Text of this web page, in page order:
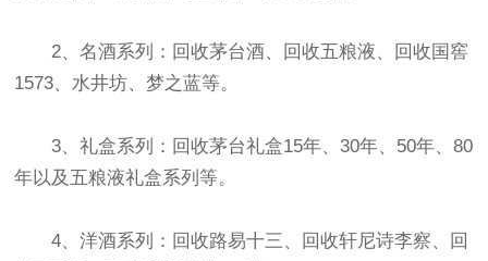
2、名酒系列：回收茅台酒、回收五粮液、回收国窖
1573、水井坊、梦之蓝等。
3、礼盒系列：回收茅台礼盒15年、30年、50年、80
年以及五粮液礼盒系列等。
4、洋酒系列：回收路易十三、回收轩尼诗李察、回